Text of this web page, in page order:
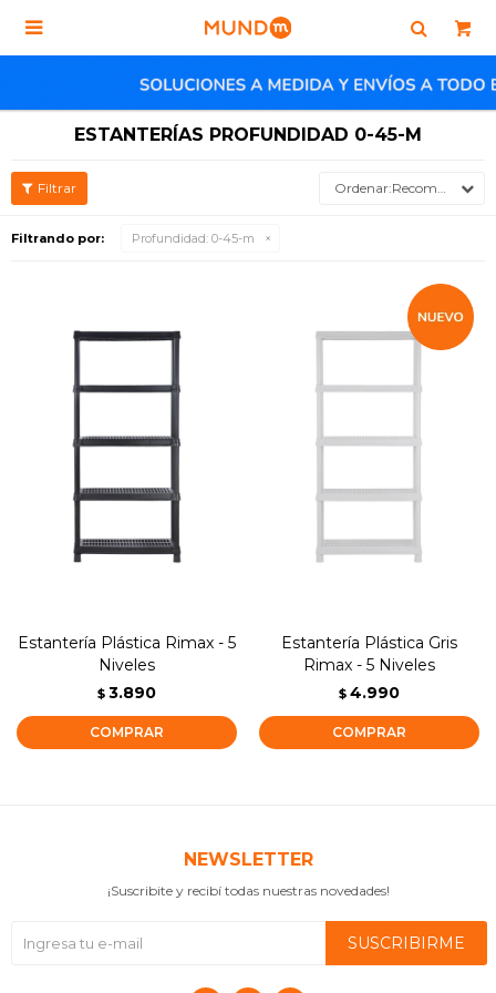

ESTANTERÍAS PROFUNDIDAD 0-45-M
Recomendados
Filtrando por: Profundidad: 0-45-m
Estantería Plástica Rimax - 5
Niveles
$ 3.890
Estantería Plástica Gris
Rimax - 5 Niveles
$ 4.990
NEWSLETTER
¡Suscribite y recibí todas nuestras novedades!
SUSCRIBIRME